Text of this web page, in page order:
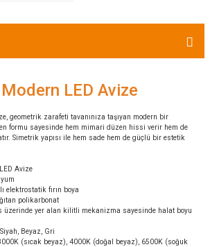
LED Avize
geometrik zarafeti tavanınıza taşıyan modern bir
formu sayesinde hem mimari düzen hissi verir hem de
Simetrik yapısı ile hem sade hem de güçlü bir estetik
Avize
elektrostatik fırın boya
polikarbonat
üzerinde yer alan kilitli mekanizma sayesinde halat boyu
Siyah, Beyaz, Gri
(sıcak beyaz), 4000K (doğal beyaz), 6500K (soğuk